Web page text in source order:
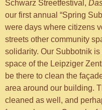
Schwarz Streetfestival,
our first annual “Spring
were days where citizens
streets other community
solidarity. Our Subbotnik
space of the Leipziger
be there to clean the
area around our building.
cleaned as well, and